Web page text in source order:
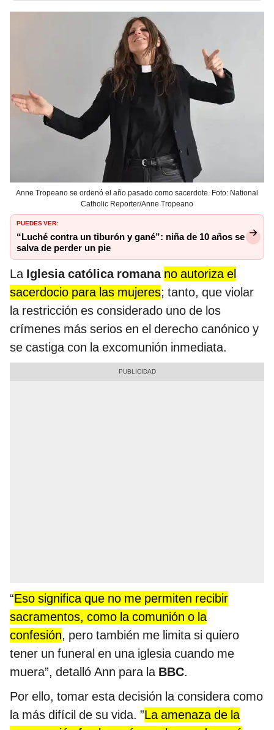
Anne Tropeano se ordenó el año pasado como sacerdote. Foto: National
Catholic Reporter/Anne Tropeano
PUEDES VER:
“Luché contra un tiburón y gané”: niña de 10 años se
salva de perder un pie
La Iglesia católica romana no autoriza el
sacerdocio para las mujeres; tanto, que violar
la restricción es considerado uno de los
crímenes más serios en el derecho canónico y
se castiga con la excomunión inmediata.
“Eso significa que no me permiten recibir
sacramentos, como la comunión o la
confesión, pero también me limita si quiero
tener un funeral en una iglesia cuando me
muera”, detalló Ann para la BBC.
Por ello, tomar esta decisión la considera como
la más difícil de su vida. ”La amenaza de la